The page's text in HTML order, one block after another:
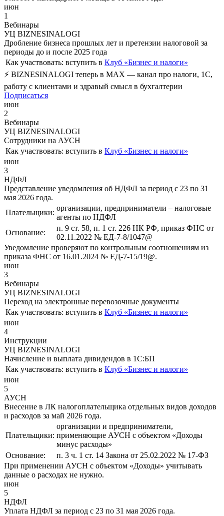
июн
1
Вебинары
УЦ BIZNESINALOGI
Дробление бизнеса прошлых лет и претензии налоговой за
периоды до и после 2025 года
Как участвовать: вступить в Клуб «Бизнес и налоги»
⚡ BIZNESINALOGI теперь в MAX — канал про налоги, 1С,
работу с клиентами и здравый смысл в бухгалтерии
Подписаться
июн
2
Вебинары
УЦ BIZNESINALOGI
Сотрудники на АУСН
Как участвовать: вступить в Клуб «Бизнес и налоги»
июн
3
НДФЛ
Представление уведомления об НДФЛ за период с 23 по 31
мая 2026 года.
Плательщики:
организации, предприниматели – налоговые
агенты по НДФЛ
Основание:
п. 9 ст. 58, п. 1 ст. 226 НК РФ, приказ ФНС от
02.11.2022 № ЕД-7-8/1047@
Уведомление проверяют по контрольным соотношениям из
приказа ФНС от 16.01.2024 № ЕД-7-15/19@.
июн
3
Вебинары
УЦ BIZNESINALOGI
Переход на электронные перевозочные документы
Как участвовать: вступить в Клуб «Бизнес и налоги»
июн
4
Инструкции
УЦ BIZNESINALOGI
Начисление и выплата дивидендов в 1С:БП
Как участвовать: вступить в Клуб «Бизнес и налоги»
июн
5
АУСН
Внесение в ЛК налогоплательщика отдельных видов доходов
и расходов за май 2026 года.
Плательщики:
организации и предприниматели,
применяющие АУСН с объектом «Доходы
минус расходы»
Основание:
п. 3 ч. 1 ст. 14 Закона от 25.02.2022 № 17-ФЗ
При применении АУСН с объектом «Доходы» учитывать
данные о расходах не нужно.
июн
5
НДФЛ
Уплата НДФЛ за период с 23 по 31 мая 2026 года.